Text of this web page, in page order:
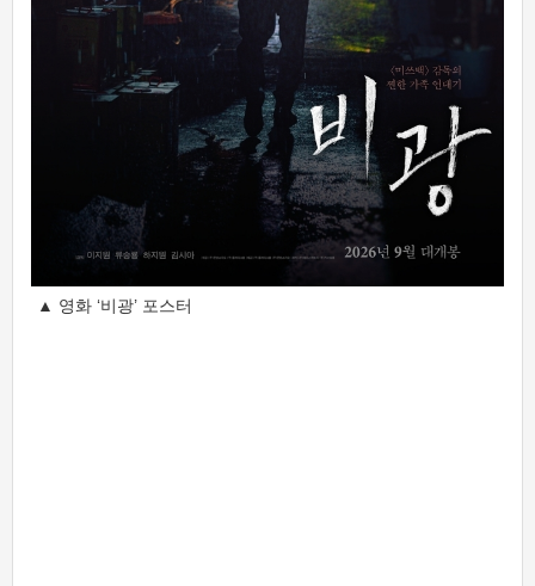
▲ 영화 ‘비광’ 포스터